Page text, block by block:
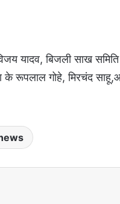
यादव, बिजली साख
के रूपलाल गोहे, मिरचंद